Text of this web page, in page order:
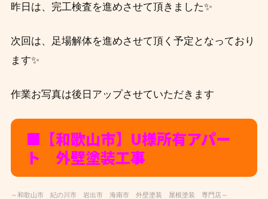
昨日は、完工検査を進めさせて頂きました✨
次回は、足場解体を進めさせて頂く予定となっており
ます✨
作業お写真は後日アップさせていただきます
■【和歌山市】U様所有アパー
ト 外壁塗装工事
～和歌山市 紀の川市 岩出市 海南市 外壁塗装 屋根塗装 専門店～